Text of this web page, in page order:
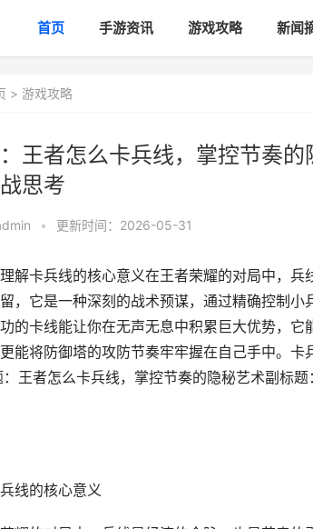
首页 手游资讯 游戏攻略 新闻
> 游戏攻略
王者怎么卡兵线，掌控节奏
思考
• 更新时间：2026-05-31
解卡兵线的核心意义在王者荣耀的对局中，
，它是一种深刻的战术预谋，通过精确控制
的卡线能让你在无声无息中积累巨大优势，
能将防御塔的攻防节奏牢牢握在自己手中。
：王者怎么卡兵线，掌控节奏的隐秘艺术副标
线的核心意义